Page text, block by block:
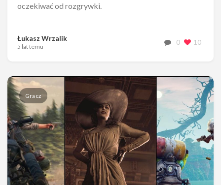
oczekiwać od rozgrywki.
Łukasz Wrzalik
5 lat temu
0 10
Gracz